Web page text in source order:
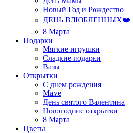
Новый Год и Рождество
ДЕНЬ ВЛЮБЛЕННЫХ❤️
8 Марта
Подарки
Мягкие игрушки
Сладкие подарки
Вазы
Открытки
С днем рождения
Маме
День святого Валентина
Новогодние открытки
8 Марта
Цветы